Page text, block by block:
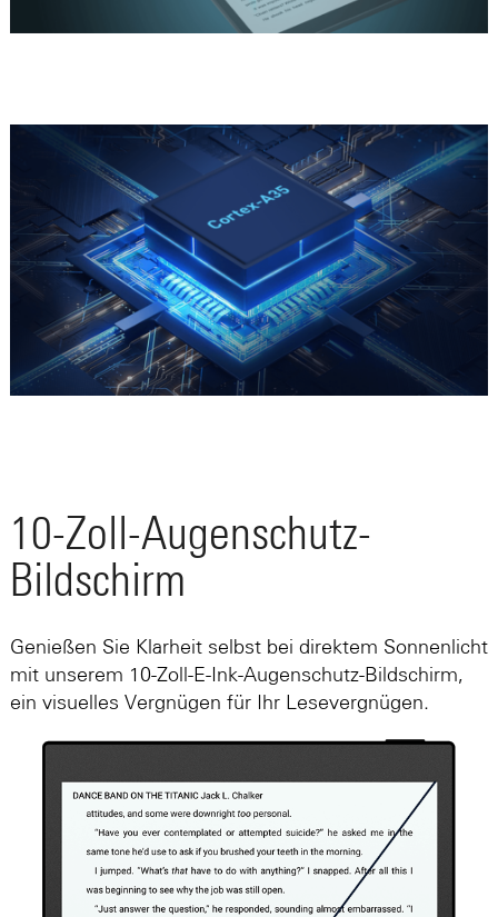
10-Zoll-Augenschutz-
Bildschirm
Genießen Sie Klarheit selbst bei direktem Sonnenlicht
mit unserem 10-Zoll-E-Ink-Augenschutz-Bildschirm,
ein visuelles Vergnügen für Ihr Lesevergnügen.